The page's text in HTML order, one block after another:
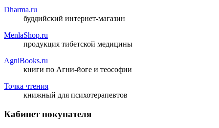
Dharma.ru
буддийский интернет-магазин
MenlaShop.ru
продукция тибетской медицины
AgniBooks.ru
книги по Агни-йоге и теософии
Точка чтения
книжный для психотерапевтов
Кабинет покупателя